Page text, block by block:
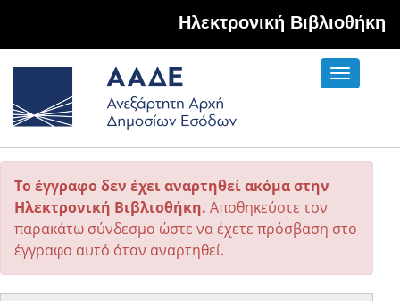
Hλεκτρονική Βιβλιοθήκη
Toggle
Το έγγραφο δεν έχει αναρτηθεί ακόμα στην
Ηλεκτρονική Βιβλιοθήκη. Αποθηκεύστε τον
παρακάτω σύνδεσμο ώστε να έχετε πρόσβαση στο
έγγραφο αυτό όταν αναρτηθεί.